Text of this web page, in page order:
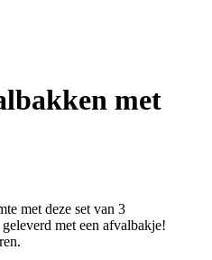
met
met deze set van 3
met een afvalbakje!